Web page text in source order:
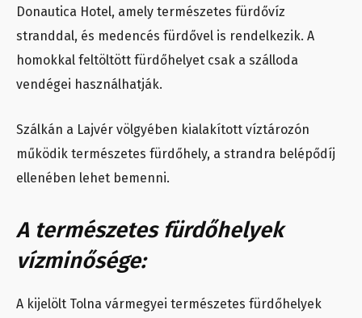
Donautica Hotel, amely természetes fürdővíz
stranddal, és medencés fürdővel is rendelkezik. A
homokkal feltöltött fürdőhelyet csak a szálloda
vendégei használhatják.
Szálkán a Lajvér völgyében kialakított víztározón
működik természetes fürdőhely, a strandra belépődíj
ellenében lehet bemenni.
A természetes fürdőhelyek
vízminősége:
A kijelölt Tolna vármegyei természetes fürdőhelyek